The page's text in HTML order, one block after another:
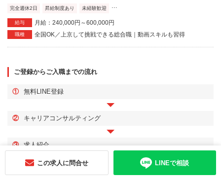
完全週休2日 昇給制度あり 未経験歓迎 ...
給与 月給：240,000円～600,000円
職種 全国OK／上京して挑戦できる総合職｜動画スキルも習得
ご登録からご入職までの流れ
① 無料LINE登録
② キャリアコンサルティング
③ 求人紹介
この求人に問合せ LINEで相談